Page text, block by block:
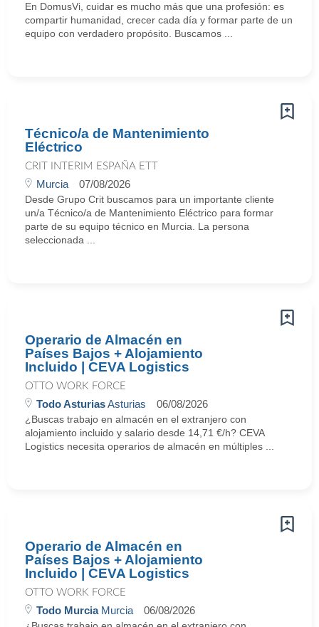
En DomusVi, cuidar es mucho más que una profesión: es
compartir humanidad, crecer cada día y formar parte de un
equipo con verdadero propósito. Buscamos ...
Técnico/a de Mantenimiento
Eléctrico
CRIT INTERIM ESPAÑA ETT
Murcia 07/08/2026
Desde Grupo Crit buscamos para un importante cliente
un/a Técnico/a de Mantenimiento Eléctrico para formar
parte de su equipo técnico en Murcia. La persona
seleccionada ...
Operario de Almacén en
Países Bajos + Alojamiento
Incluido | CEVA Logistics
OTTO WORK FORCE
Todo AsturiasAsturias 06/08/2026
¿Buscas trabajo en almacén en el extranjero con
alojamiento incluido y salario desde 14,71 €/h? CEVA
Logistics necesita operarios de almacén en múltiples ...
Operario de Almacén en
Países Bajos + Alojamiento
Incluido | CEVA Logistics
OTTO WORK FORCE
Todo MurciaMurcia 06/08/2026